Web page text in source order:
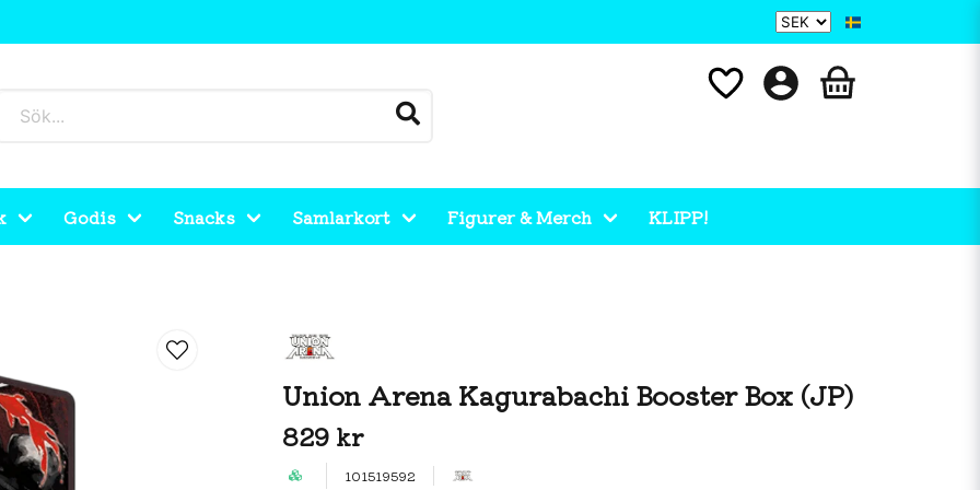
Godis Snacks Samlarkort Figurer & Merch KLIPP!
Union Arena Kagurabachi Booster Box (JP)
829 kr
101519592